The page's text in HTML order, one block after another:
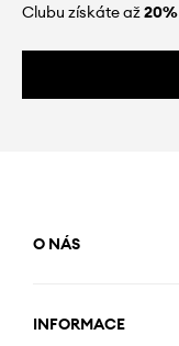
Clubu získáte až20%
O NÁS
INFORMACE